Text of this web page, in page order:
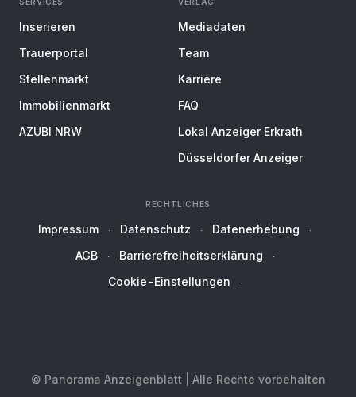
Inserieren
Trauerportal
Stellenmarkt
Immobilienmarkt
AZUBI NRW
Mediadaten
Team
Karriere
FAQ
Lokal Anzeiger Erkrath
Düsseldorfer Anzeiger
RECHTLICHES
Impressum Datenschutz
Datenerhebung
AGB
Barrierefreiheitserklärung
Cookie-Einstellungen
© Panorama Anzeigenblatt | Alle Rechte vorbehalten